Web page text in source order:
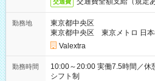
交通費
勤務地
東京都中央区
東京都中央区 東京メトロ 日本
Valextra
勤務時間
10:00～20:00 実働7.5時間／休憩1.5時間 営業時間に合わせた
シフト制